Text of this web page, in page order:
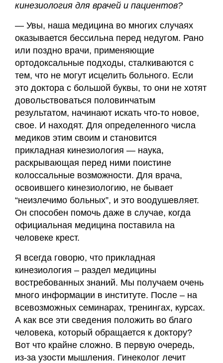
кинезиология для врачей и пациентов?
— Увы, наша медицина во многих случаях
оказывается бессильна перед недугом. Рано
или поздно врачи, применяющие
ортодоксальные подходы, сталкиваются с
тем, что не могут исцелить больного. Если
это доктора с большой буквы, то они не хотят
довольствоваться половинчатым
результатом, начинают искать что-то новое,
свое. И находят. Для определенного числа
медиков этим своим и становится
прикладная кинезиология — наука,
раскрывающая перед ними поистине
колоссальные возможности. Для врача,
освоившего кинезиологию, не бывает
“неизлечимо больных”, и это воодушевляет.
Он способен помочь даже в случае, когда
официальная медицина поставила на
человеке крест.
Я всегда говорю, что прикладная
кинезиология – раздел медицины
востребованных знаний. Мы получаем очень
много информации в институте. После – на
всевозможных семинарах, тренингах, курсах.
А как все эти сведения положить во благо
человека, который обращается к доктору?
Вот что крайне сложно. В первую очередь,
из-за узости мышления. Гинеколог лечит